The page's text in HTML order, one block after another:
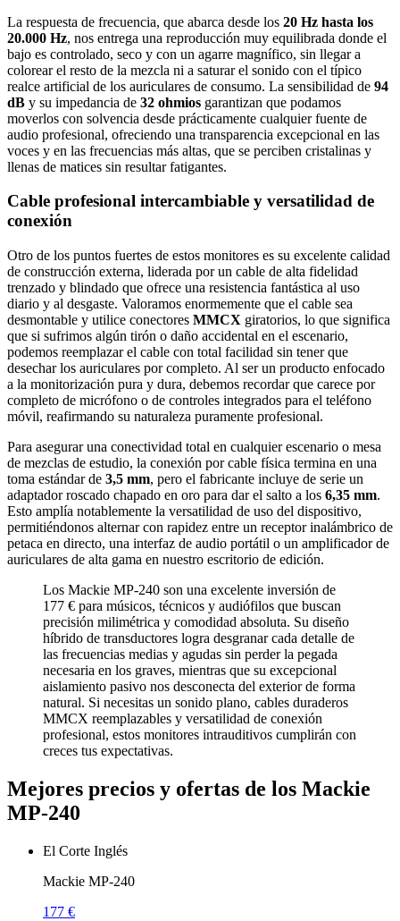
La respuesta de frecuencia, que abarca desde los 20 Hz hasta los
20.000 Hz, nos entrega una reproducción muy equilibrada donde el
bajo es controlado, seco y con un agarre magnífico, sin llegar a
colorear el resto de la mezcla ni a saturar el sonido con el típico
realce artificial de los auriculares de consumo. La sensibilidad de 94
dB y su impedancia de 32 ohmios garantizan que podamos
moverlos con solvencia desde prácticamente cualquier fuente de
audio profesional, ofreciendo una transparencia excepcional en las
voces y en las frecuencias más altas, que se perciben cristalinas y
llenas de matices sin resultar fatigantes.
Cable profesional intercambiable y versatilidad de
conexión
Otro de los puntos fuertes de estos monitores es su excelente calidad
de construcción externa, liderada por un cable de alta fidelidad
trenzado y blindado que ofrece una resistencia fantástica al uso
diario y al desgaste. Valoramos enormemente que el cable sea
desmontable y utilice conectores MMCX giratorios, lo que significa
que si sufrimos algún tirón o daño accidental en el escenario,
podemos reemplazar el cable con total facilidad sin tener que
desechar los auriculares por completo. Al ser un producto enfocado
a la monitorización pura y dura, debemos recordar que carece por
completo de micrófono o de controles integrados para el teléfono
móvil, reafirmando su naturaleza puramente profesional.
Para asegurar una conectividad total en cualquier escenario o mesa
de mezclas de estudio, la conexión por cable física termina en una
toma estándar de 3,5 mm, pero el fabricante incluye de serie un
adaptador roscado chapado en oro para dar el salto a los 6,35 mm.
Esto amplía notablemente la versatilidad de uso del dispositivo,
permitiéndonos alternar con rapidez entre un receptor inalámbrico de
petaca en directo, una interfaz de audio portátil o un amplificador de
auriculares de alta gama en nuestro escritorio de edición.
Los Mackie MP-240 son una excelente inversión de
177 € para músicos, técnicos y audiófilos que buscan
precisión milimétrica y comodidad absoluta. Su diseño
híbrido de transductores logra desgranar cada detalle de
las frecuencias medias y agudas sin perder la pegada
necesaria en los graves, mientras que su excepcional
aislamiento pasivo nos desconecta del exterior de forma
natural. Si necesitas un sonido plano, cables duraderos
MMCX reemplazables y versatilidad de conexión
profesional, estos monitores intrauditivos cumplirán con
creces tus expectativas.
Mejores precios y ofertas de los Mackie
MP-240
El Corte Inglés
Mackie MP-240
177 €